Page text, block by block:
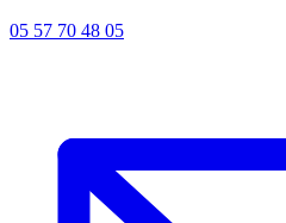
05 57 70 48 05